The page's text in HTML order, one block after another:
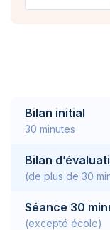
Bilan initial
30 minutes
Bilan
(de plus de 30
Séance 30
(excepté école)